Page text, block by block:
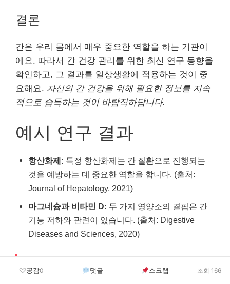
결론
간은 우리 몸에서 매우 중요한 역할을 하는 기관이
에요. 따라서 간 건강 관리를 위한 최신 연구 동향을
확인하고, 그 결과를 일상생활에 적용하는 것이 중
요해요. 자신의 간 건강을 위해 필요한 정보를 지속
적으로 습득하는 것이 바람직하답니다.
예시 연구 결과
항산화제: 특정 항산화제는 간 질환으로 진행되는
것을 예방하는 데 중요한 역할을 합니다. (출처:
Journal of Hepatology, 2021)
마그네슘과 비타민 D: 두 가지 영양소의 결핍은 간
기능 저하와 관련이 있습니다. (출처: Digestive
Diseases and Sciences, 2020)
간 건강을 위한 필수 영양소
공감0 댓글 스크랩 조회 166